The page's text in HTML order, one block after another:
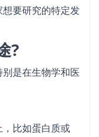
要研究的特定发
?
是在生物学和医
比如蛋白质或